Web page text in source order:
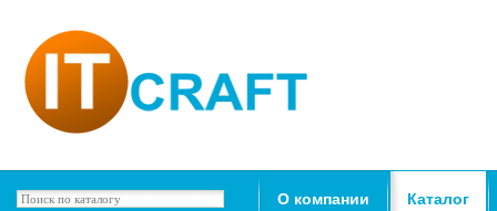
О компании Каталог